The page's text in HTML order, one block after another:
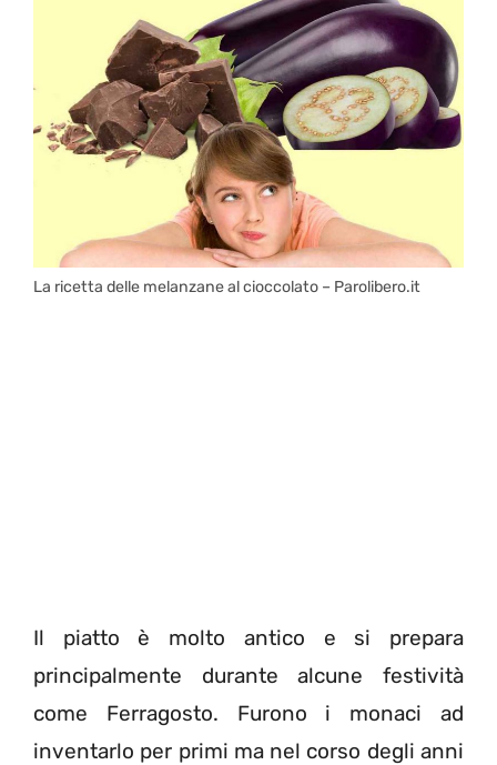
La ricetta delle melanzane al cioccolato – Parolibero.it
Il piatto è molto antico e si prepara
principalmente durante alcune festività
come Ferragosto. Furono i monaci ad
inventarlo per primi ma nel corso degli anni